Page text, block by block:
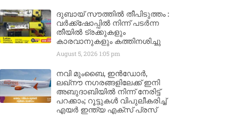
ദുബായ് സൗത്തിൽ തീപിടുത്തം :
വർക്ക്‌ഷോപ്പിൽ നിന്ന് പടർന്ന
തീയിൽ ട്രക്കുകളും
കാരവാനുകളും കത്തിനശിച്ചു
August 5, 2026 1:05 pm
നവി മുംബൈ, ഇൻഡോർ,
ലഖ്നൗ നഗരങ്ങളിലേക്ക് ഇനി
അബുദാബിയിൽ നിന്ന് നേരിട്ട്
പറക്കാം; റൂട്ടുകൾ വിപുലീകരിച്ച്
എയർ ഇന്ത്യ എക്സ് പ്രസ്